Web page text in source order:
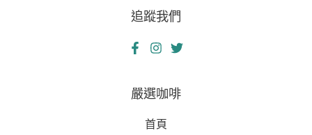
追蹤我們
嚴選咖啡
首頁